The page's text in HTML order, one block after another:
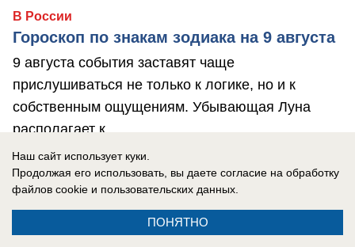
В России
Гороскоп по знакам зодиака на 9 августа
9 августа события заставят чаще
прислушиваться не только к логике, но и к
собственным ощущениям. Убывающая Луна
располагает к ...
Наш сайт использует куки.
Продолжая его использовать, вы даете согласие на обработку
файлов cookie и пользовательских данных.
ПОНЯТНО